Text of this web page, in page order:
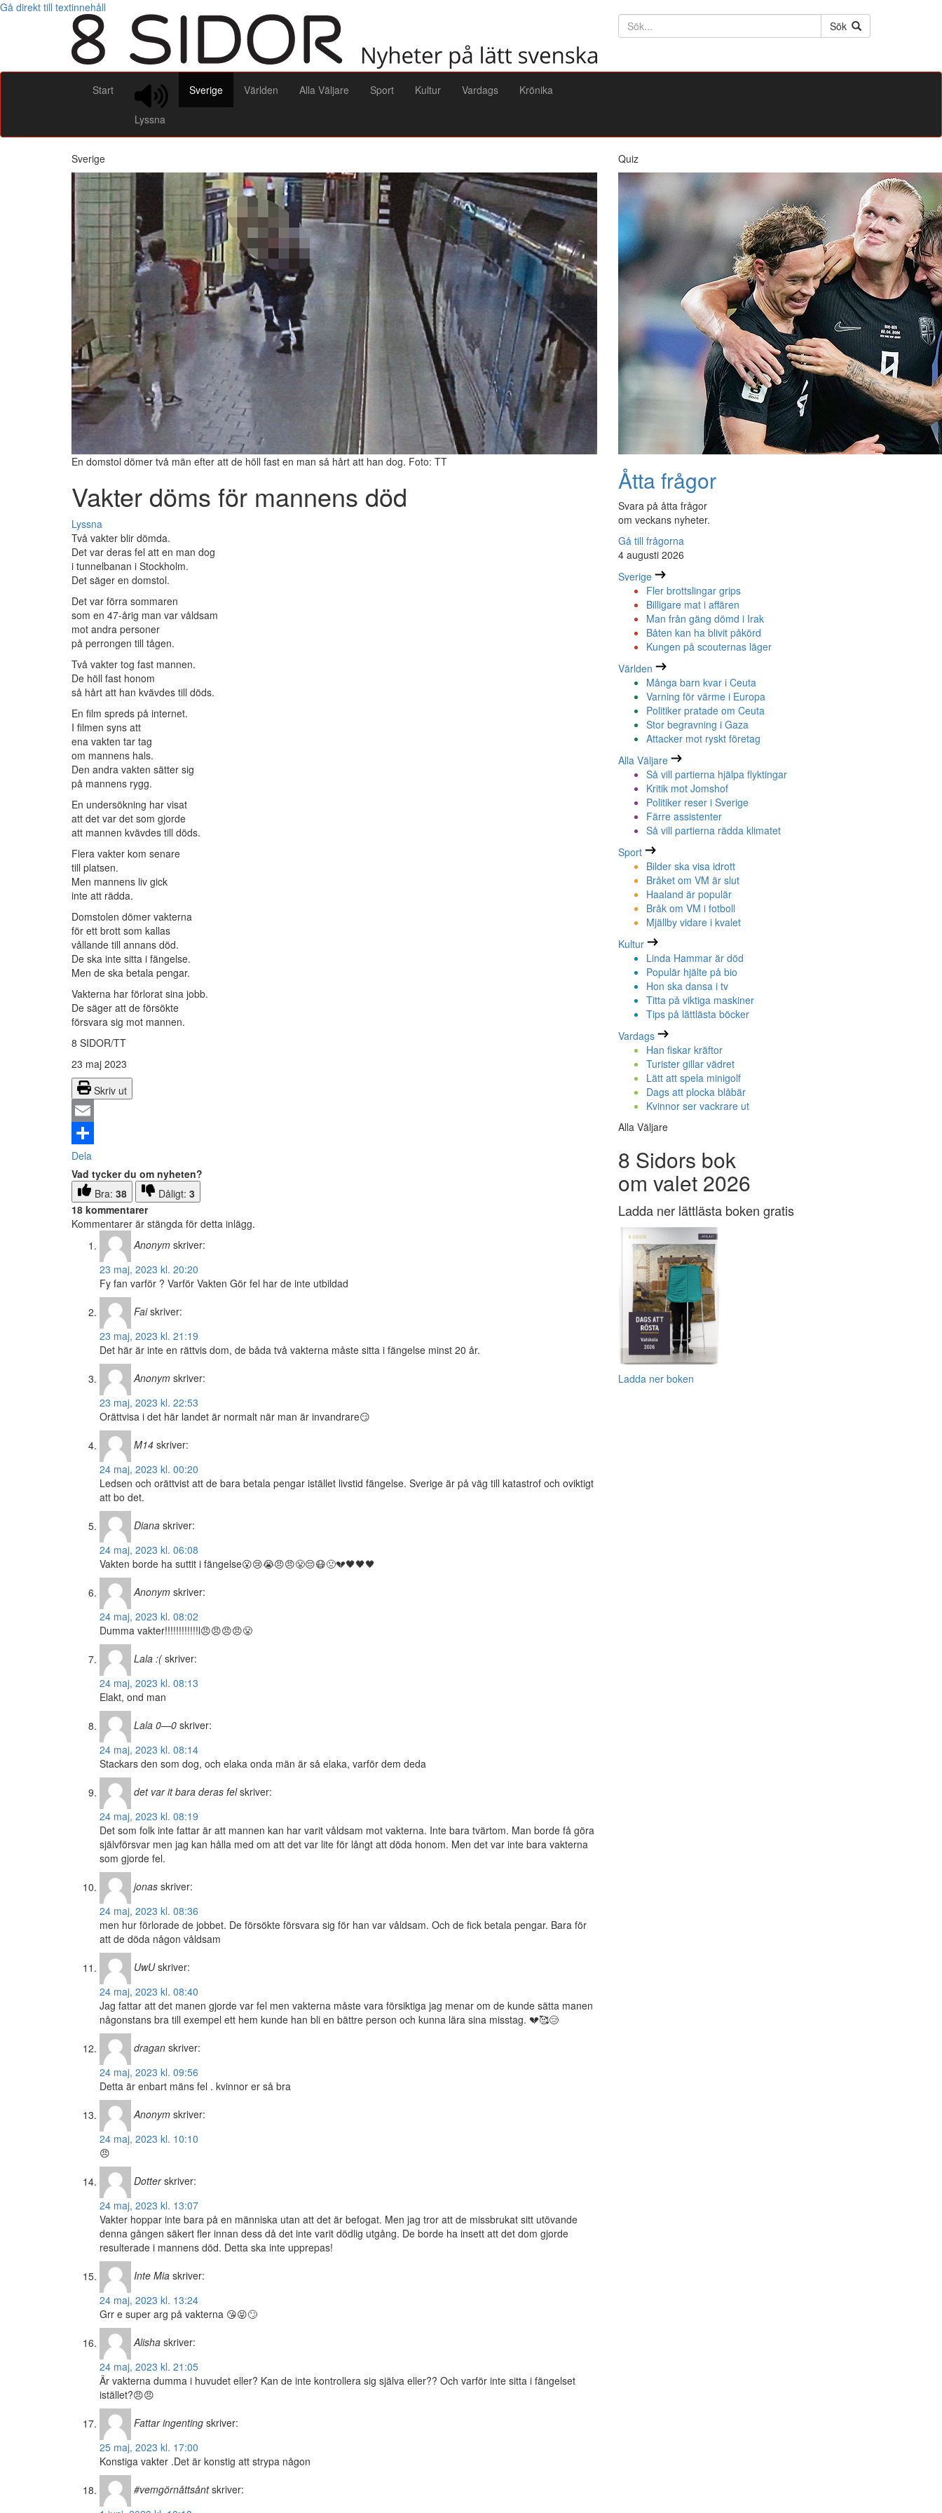
Gå direkt till textinnehåll
Söktext
Sök
Start
Lyssna
Sverige Världen Alla Väljare Sport Kultur Vardags Krönika
Sverige
En domstol dömer två män efter att de höll fast en man så hårt att han dog. Foto: TT
Vakter döms för mannens död
Lyssna
Två vakter blir dömda.
Det var deras fel att en man dog
i tunnelbanan i Stockholm.
Det säger en domstol.
Det var förra sommaren
som en 47-årig man var våldsam
mot andra personer
på perrongen till tågen.
Två vakter tog fast mannen.
De höll fast honom
så hårt att han kvävdes till döds.
En film spreds på internet.
I filmen syns att
ena vakten tar tag
om mannens hals.
Den andra vakten sätter sig
på mannens rygg.
En undersökning har visat
att det var det som gjorde
att mannen kvävdes till döds.
Flera vakter kom senare
till platsen.
Men mannens liv gick
inte att rädda.
Domstolen dömer vakterna
för ett brott som kallas
vållande till annans död.
De ska inte sitta i fängelse.
Men de ska betala pengar.
Vakterna har förlorat sina jobb.
De säger att de försökte
försvara sig mot mannen.
8 SIDOR/TT
23 maj 2023
Skriv ut
Email
Dela
Vad tycker du om nyheten?
Bra: 38 Dåligt: 3
18 kommentarer
Kommentarer är stängda för detta inlägg.
Anonym skriver:
23 maj, 2023 kl. 20:20
Fy fan varför ? Varför Vakten Gör fel har de inte utbildad
Fai skriver:
23 maj, 2023 kl. 21:19
Det här är inte en rättvis dom, de båda två vakterna måste sitta i fängelse minst 20 år.
Anonym skriver:
23 maj, 2023 kl. 22:53
Orättvisa i det här landet är normalt när man är invandrare😏
M14 skriver:
24 maj, 2023 kl. 00:20
Ledsen och orättvist att de bara betala pengar istället livstid fängelse. Sverige är på väg till katastrof och oviktigt
att bo det.
Diana skriver:
24 maj, 2023 kl. 06:08
Vakten borde ha suttit i fängelse😮😢😭😠😠😤😔😷🤢💔🖤🖤🖤
Anonym skriver:
24 maj, 2023 kl. 08:02
Dumma vakter!!!!!!!!!!!!l😠😠😠😠😤
Lala :( skriver:
24 maj, 2023 kl. 08:13
Elakt, ond man
Lala 0—0 skriver:
24 maj, 2023 kl. 08:14
Stackars den som dog, och elaka onda män är så elaka, varför dem deda
det var it bara deras fel skriver:
24 maj, 2023 kl. 08:19
Det som folk inte fattar är att mannen kan har varit våldsam mot vakterna. Inte bara tvärtom. Man borde få göra
självförsvar men jag kan hålla med om att det var lite för långt att döda honom. Men det var inte bara vakterna
som gjorde fel.
jonas skriver:
24 maj, 2023 kl. 08:36
men hur förlorade de jobbet. De försökte försvara sig för han var våldsam. Och de fick betala pengar. Bara för
att de döda någon våldsam
UwU skriver:
24 maj, 2023 kl. 08:40
Jag fattar att det manen gjorde var fel men vakterna måste vara försiktiga jag menar om de kunde sätta manen
någonstans bra till exempel ett hem kunde han bli en bättre person och kunna lära sina misstag. 💔🥰😢
dragan skriver:
24 maj, 2023 kl. 09:56
Detta är enbart mäns fel . kvinnor er så bra
Anonym skriver:
24 maj, 2023 kl. 10:10
😠
Dotter skriver:
24 maj, 2023 kl. 13:07
Vakter hoppar inte bara på en människa utan att det är befogat. Men jag tror att de missbrukat sitt utövande
denna gången säkert fler innan dess då det inte varit dödlig utgång. De borde ha insett att det dom gjorde
resulterade i mannens död. Detta ska inte upprepas!
Inte Mia skriver:
24 maj, 2023 kl. 13:24
Grr e super arg på vakterna 😘😝🙄
Alisha skriver:
24 maj, 2023 kl. 21:05
Är vakterna dumma i huvudet eller? Kan de inte kontrollera sig själva eller?? Och varför inte sitta i fängelset
istället?😠😠
Fattar ingenting skriver:
25 maj, 2023 kl. 17:00
Konstiga vakter .Det är konstig att strypa någon
#vemgörnåttsånt skriver:
Quiz
Åtta frågor
Svara på åtta frågor
om veckans nyheter.
Gå till frågorna
4 augusti 2026
Sverige
Fler brottslingar grips
Billigare mat i affären
Man från gäng dömd i Irak
Båten kan ha blivit påkörd
Kungen på scouternas läger
Världen
Många barn kvar i Ceuta
Varning för värme i Europa
Politiker pratade om Ceuta
Stor begravning i Gaza
Attacker mot ryskt företag
Alla Väljare
Så vill partierna hjälpa flyktingar
Kritik mot Jomshof
Politiker reser i Sverige
Färre assistenter
Så vill partierna rädda klimatet
Sport
Bilder ska visa idrott
Bråket om VM är slut
Haaland är populär
Bråk om VM i fotboll
Mjällby vidare i kvalet
Kultur
Linda Hammar är död
Populär hjälte på bio
Hon ska dansa i tv
Titta på viktiga maskiner
Tips på lättlästa böcker
Vardags
Han fiskar kräftor
Turister gillar vädret
Lätt att spela minigolf
Dags att plocka blåbär
Kvinnor ser vackrare ut
Alla Väljare
8 Sidors bok
om valet 2026
Ladda ner lättlästa boken gratis
Ladda ner boken